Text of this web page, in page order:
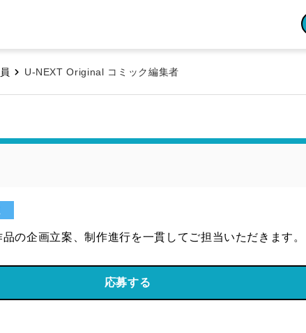
U-NEXT Original コミック編集者
の企画立案、制作進行を一貫してご担当いただきます。
応募する